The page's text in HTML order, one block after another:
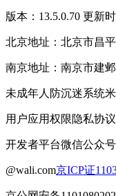
版本：13.5.0.70 更新
北京地址：北京市昌
南京地址：南京市建
未成年人防沉迷系统
用户应用权限隐私协议
开发者平台微信公众号
@wali.com京ICP证